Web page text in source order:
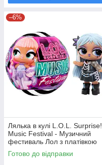
–6%
Лялька в кулі L.O.L. Surprise!
Music Festival - Музичний
фестиваль Лол з платівкою
249641
Готово до відправки